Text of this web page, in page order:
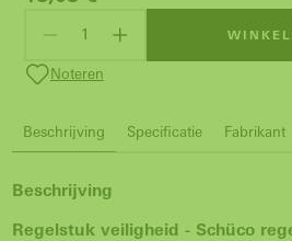
Noteren
Beschrijving Specificatie Fabrikant
Beschrijving
Regelstuk veiligheid - Schüco